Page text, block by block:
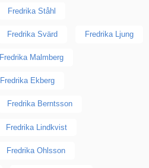
Fredrika Ståhl
Fredrika Svärd Fredrika Ljung
Fredrika Malmberg
Fredrika Ekberg
Fredrika Berntsson
Fredrika Lindkvist
Fredrika Ohlsson